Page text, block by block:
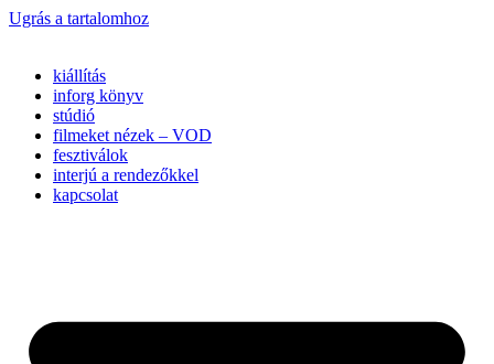
Ugrás a tartalomhoz
kiállítás
inforg könyv
stúdió
filmeket nézek – VOD
fesztiválok
interjú a rendezőkkel
kapcsolat